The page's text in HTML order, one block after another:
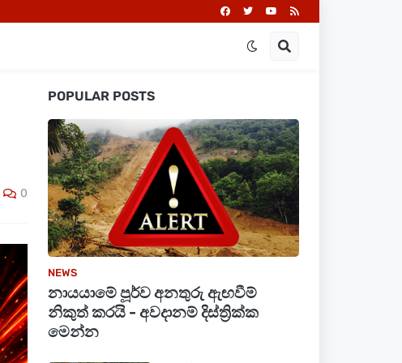
0
POPULAR POSTS
NEWS
නායයාමේ පූර්ව අනතුරු ඇඟවීම්
නිකුත් කරයි - අවදානම් දිස්ත්‍රික්ක
මෙන්න